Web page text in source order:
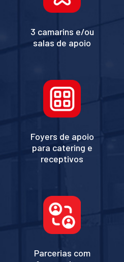
3 camarins e/ou
salas de apoio
Foyers de apoio
para catering e
receptivos
Parcerias com